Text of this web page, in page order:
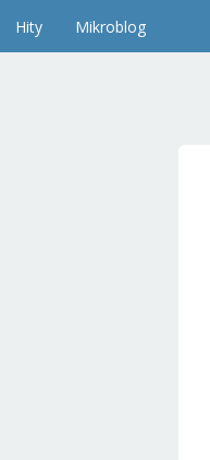
Hity Mikroblog